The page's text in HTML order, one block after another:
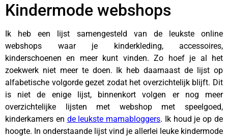
Kindermode webshops
Ik heb een lijst samengesteld van de leukste online
webshops waar je kinderkleding, accessoires,
kinderschoenen en meer kunt vinden. Zo hoef je al het
zoekwerk niet meer te doen. Ik heb daarnaast de lijst op
alfabetische volgorde gezet zodat het overzichtelijk blijft. Dit
is niet de enige lijst, binnenkort volgen er nog meer
overzichtelijke lijsten met webshop met speelgoed,
kinderkamers en de leukste mamabloggers. Ik houd je op de
hoogte. In onderstaande lijst vind je allerlei leuke kindermode